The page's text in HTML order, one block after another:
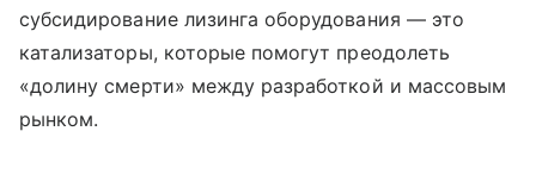
субсидирование лизинга оборудования — это
катализаторы, которые помогут преодолеть
«долину смерти» между разработкой и массовым
рынком.